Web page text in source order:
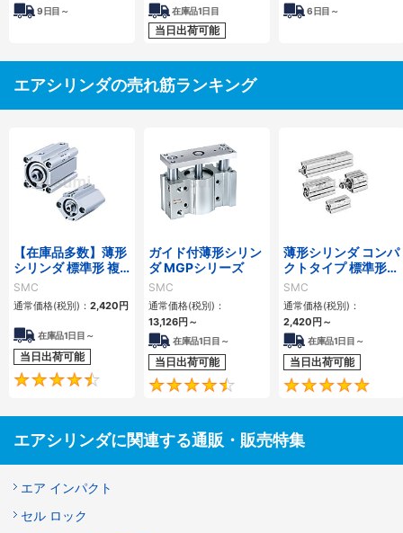
9 日目～ 在庫品1日目
当日出荷可能
6 日目～
エアシリンダの売れ筋ランキング
【在庫品多数】薄形
シリンダ 標準形 複
動・片ロッド CQ2
シリーズ
SMC
通常価格(税別)： 2,420 円
在庫品1日目～
当日出荷可能
4.5
ガイド付薄形シリン
ダ MGPシリーズ
SMC
通常価格(税別)：
13,126円 ～
在庫品1日目～
当日出荷可能
4.6
薄形シリンダ コンパ
クトタイプ 標準形
複動 片ロッド CQS
シリーズ
SMC
通常価格(税別)：
2,420 円 ～
在庫品1日目～
当日出荷可能
エアシリンダに関連する通販・販売特集
エア インパクト
セル ロック